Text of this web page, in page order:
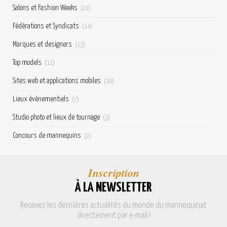
Salons et Fashion Weeks (22)
Fédérations et Syndicats (14)
Marques et designers (13)
Top models (11)
Sites web et applications mobiles (10)
Lieux événementiels (7)
Studio photo et lieux de tournage (3)
Concours de mannequins (2)
Inscription
À LA NEWSLETTER
Recevez les dernières actualités du monde du mannequinat
directement par e-mail !